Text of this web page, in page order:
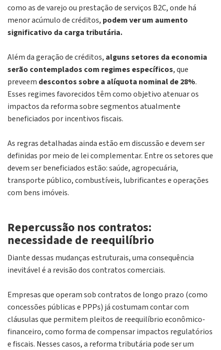
como as de varejo ou prestação de serviços B2C, onde há
menor acúmulo de créditos, podem ver um aumento
significativo da carga tributária.
Além da geração de créditos, alguns setores da economia
serão contemplados com regimes específicos, que
preveem descontos sobre a alíquota nominal de 28%.
Esses regimes favorecidos têm como objetivo atenuar os
impactos da reforma sobre segmentos atualmente
beneficiados por incentivos fiscais.
As regras detalhadas ainda estão em discussão e devem ser
definidas por meio de lei complementar. Entre os setores que
devem ser beneficiados estão: saúde, agropecuária,
transporte público, combustíveis, lubrificantes e operações
com bens imóveis.
Repercussão nos contratos:
necessidade de reequilíbrio
Diante dessas mudanças estruturais, uma consequência
inevitável é a revisão dos contratos comerciais.
Empresas que operam sob contratos de longo prazo (como
concessões públicas e PPPs) já costumam contar com
cláusulas que permitem pleitos de reequilíbrio econômico-
financeiro, como forma de compensar impactos regulatórios
e fiscais. Nesses casos, a reforma tributária pode ser um